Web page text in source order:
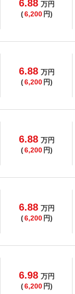
6.88 万円
(6,200 円)
6.88 万円
(6,200 円)
6.88 万円
(6,200 円)
6.88 万円
(6,200 円)
6.98 万円
(6,200 円)